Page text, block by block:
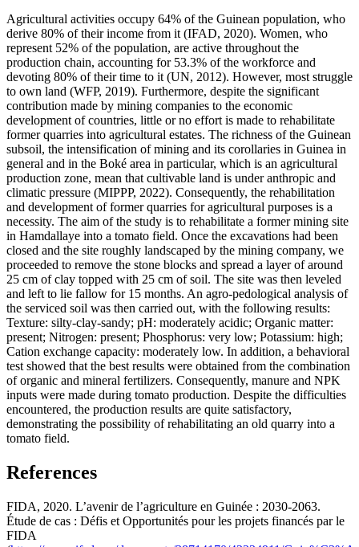
Agricultural activities occupy 64% of the Guinean population, who
derive 80% of their income from it (IFAD, 2020). Women, who
represent 52% of the population, are active throughout the
production chain, accounting for 53.3% of the workforce and
devoting 80% of their time to it (UN, 2012). However, most struggle
to own land (WFP, 2019). Furthermore, despite the significant
contribution made by mining companies to the economic
development of countries, little or no effort is made to rehabilitate
former quarries into agricultural estates. The richness of the Guinean
subsoil, the intensification of mining and its corollaries in Guinea in
general and in the Boké area in particular, which is an agricultural
production zone, mean that cultivable land is under anthropic and
climatic pressure (MIPPP, 2022). Consequently, the rehabilitation
and development of former quarries for agricultural purposes is a
necessity. The aim of the study is to rehabilitate a former mining site
in Hamdallaye into a tomato field. Once the excavations had been
closed and the site roughly landscaped by the mining company, we
proceeded to remove the stone blocks and spread a layer of around
25 cm of clay topped with 25 cm of soil. The site was then leveled
and left to lie fallow for 15 months. An agro-pedological analysis of
the serviced soil was then carried out, with the following results:
Texture: silty-clay-sandy; pH: moderately acidic; Organic matter:
present; Nitrogen: present; Phosphorus: very low; Potassium: high;
Cation exchange capacity: moderately low. In addition, a behavioral
test showed that the best results were obtained from the combination
of organic and mineral fertilizers. Consequently, manure and NPK
inputs were made during tomato production. Despite the difficulties
encountered, the production results are quite satisfactory,
demonstrating the possibility of rehabilitating an old quarry into a
tomato field.
References
FIDA, 2020. L’avenir de l’agriculture en Guinée : 2030-2063.
Étude de cas : Défis et Opportunités pour les projets financés par le
FIDA